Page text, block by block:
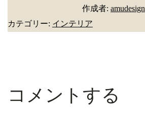
作成者: amudesign
カテゴリー: インテリア
コメントする